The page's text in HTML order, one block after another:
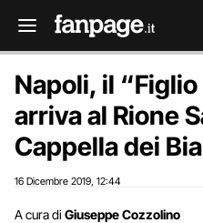
Napoli, il
arriva al Rione
Cappella dei
16 Dicembre 2019 12:44
A cura di Giuseppe Cozzolino